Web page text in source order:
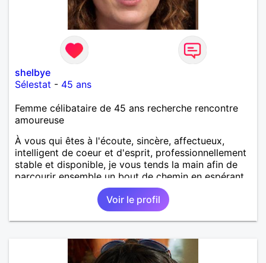
shelbye
Sélestat - 45 ans
Femme célibataire de 45 ans recherche rencontre
amoureuse
À vous qui êtes à l'écoute, sincère, affectueux,
intelligent de coeur et d'esprit, professionnellement
stable et disponible, je vous tends la main afin de
parcourir ensemble un bout de chemin en espérant
que la route soit longue.
Voir le profil